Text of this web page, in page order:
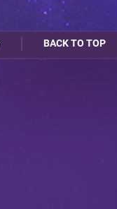
BACK TO TOP